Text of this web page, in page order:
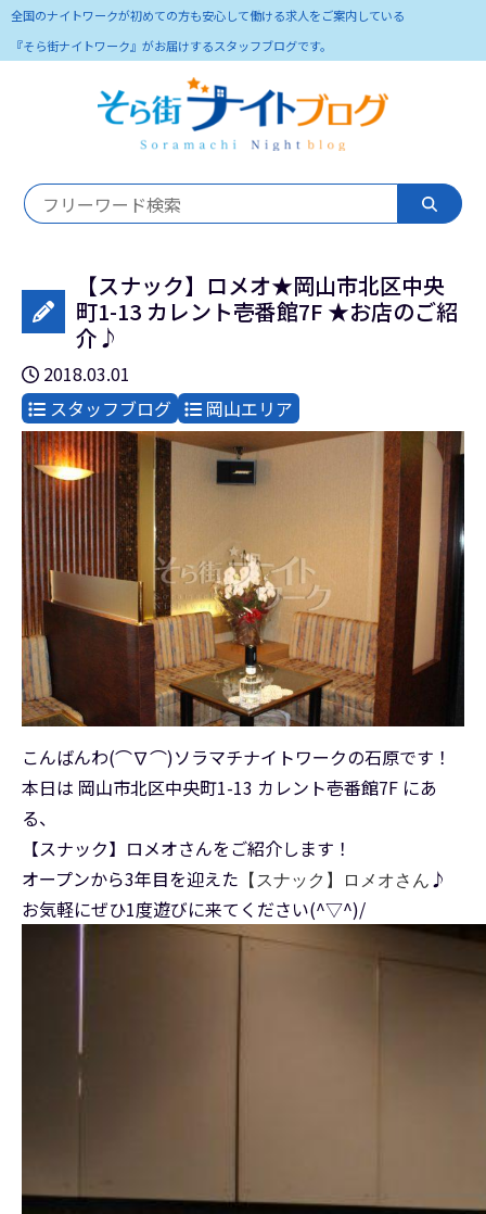
全国のナイトワークが初めての方も安心して働ける求人をご案内している
『そら街ナイトワーク』がお届けするスタッフブログです。
【スナック】ロメオ★岡山市北区中央
町1-13 カレント壱番館7F ★お店のご紹
介♪
2018.03.01
スタッフブログ
岡山エリア
こんばんわ(⌒∇⌒)ソラマチナイトワークの石原です！
本日は 岡山市北区中央町1-13 カレント壱番館7F にあ
る、
【スナック】ロメオさんをご紹介します！
オープンから3年目を迎えた 【スナック】ロメオさん♪
お気軽にぜひ1度遊びに来てください(^▽^)/